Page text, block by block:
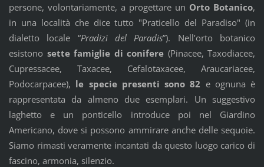
persone, volontariamente, a progettare un Orto Botanico,
in una località che dice tutto "Praticello del Paradiso" (in
dialetto locale “Pradizì del Paradis”). Nell’orto botanico
esistono sette famiglie di conifere (Pinacee, Taxodiacee,
Cupressacee, Taxacee, Cefalotaxacee, Araucariacee,
Podocarpacee), le specie presenti sono 82 e ognuna è
rappresentata da almeno due esemplari. Un suggestivo
laghetto e un ponticello introduce poi nel Giardino
Americano, dove si possono ammirare anche delle sequoie.
Siamo rimasti veramente incantati da questo luogo carico di
fascino, armonia, silenzio.